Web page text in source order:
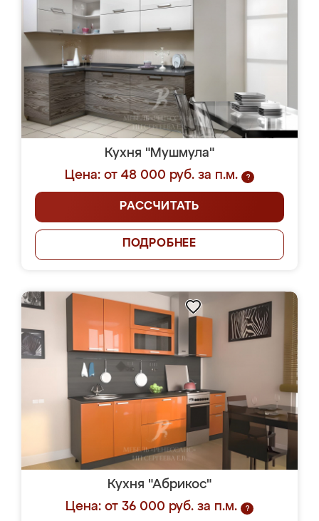
Кухня "Мушмула"
Цена: от 48 000 руб. за п.м.
?
РАССЧИТАТЬ
ПОДРОБНЕЕ
Кухня "Абрикос"
Цена: от 36 000 руб. за п.м.
?